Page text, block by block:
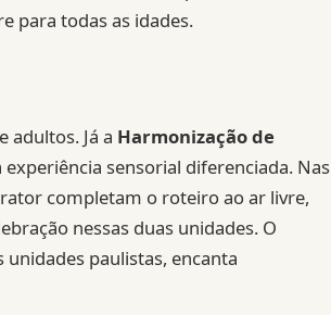
para todas as idades.
adultos. Já a Harmonização de
sensorial diferenciada. Nas
completam o roteiro ao ar livre,
nessas duas unidades. O
unidades paulistas, encanta